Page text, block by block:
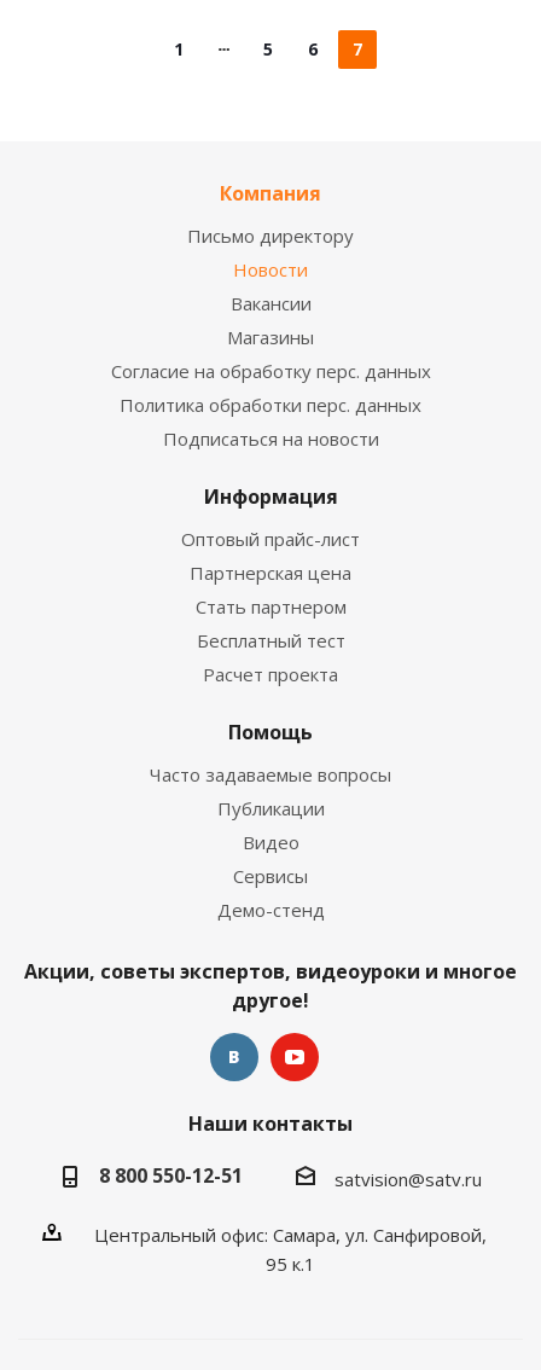
1 5 6 7
Компания
Письмо директору
Новости
Вакансии
Магазины
Согласие на обработку перс. данных
Политика обработки перс. данных
Подписаться на новости
Информация
Оптовый прайс-лист
Партнерская цена
Стать партнером
Бесплатный тест
Расчет проекта
Помощь
Часто задаваемые вопросы
Публикации
Видео
Сервисы
Демо-стенд
Акции, советы экспертов, видеоуроки и многое
другое!
Наши контакты
8 800 550-12-51
satvision@satv.ru
Центральный офис: Самара, ул. Санфировой,
95 к.1